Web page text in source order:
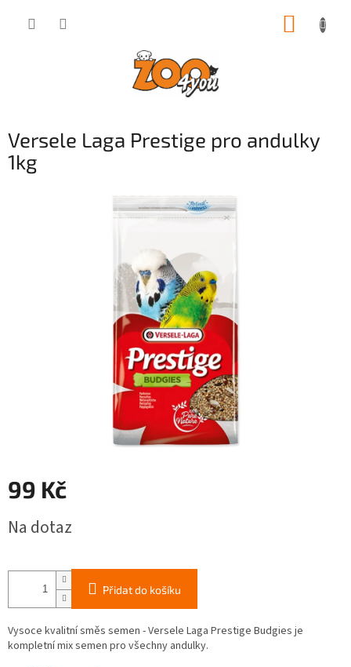
Versele Laga Prestige pro andulky
1kg
99 Kč
cena:
Na dotaz
Přidat do košíku
Vysoce kvalitní směs semen - Versele Laga Prestige Budgies je
kompletní mix semen pro všechny andulky.